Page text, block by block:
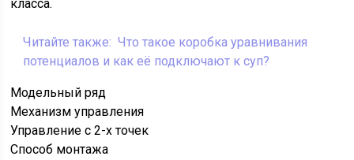
класса.
Читайте также: Что такое коробка уравнивания
потенциалов и как её подключают к суп?
Модельный ряд
Механизм управления
Управление с 2-х точек
Способ монтажа